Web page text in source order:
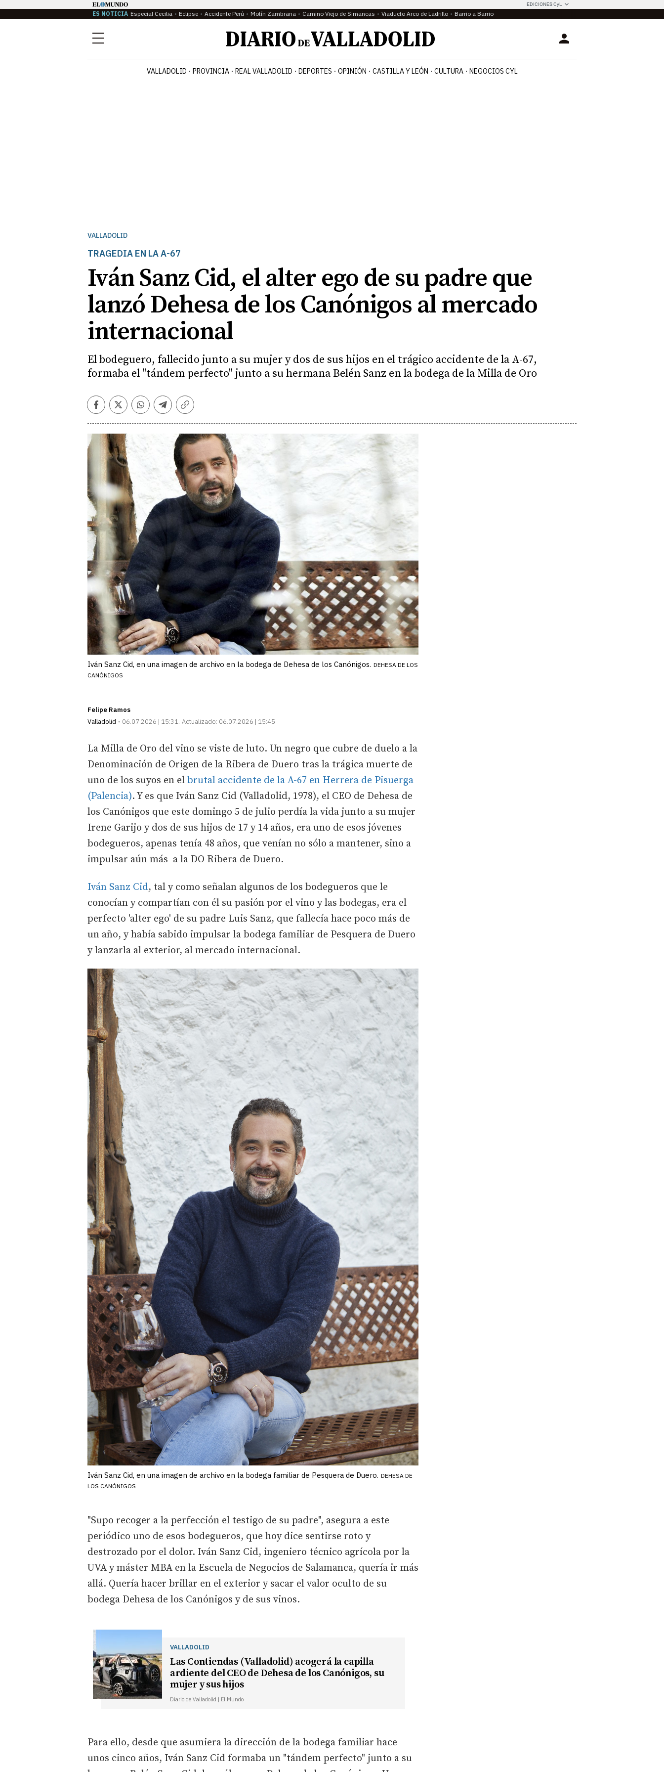
EDICIONES CyL
ES NOTICIA Especial Cecilia Eclipse Accidente Perú Motín Zambrana Camino Viejo de Simancas Viaducto Arco de Ladrillo Barrio a Barrio
Menú Login
VALLADOLID PROVINCIA REAL VALLADOLID DEPORTES OPINIÓN CASTILLA Y LEÓN CULTURA NEGOCIOS CYL
VALLADOLID
TRAGEDIA EN LA A-67
Iván Sanz Cid, el alter ego de su padre que
lanzó Dehesa de los Canónigos al mercado
internacional
El bodeguero, fallecido junto a su mujer y dos de sus hijos en el trágico accidente de la A-67,
formaba el "tándem perfecto" junto a su hermana Belén Sanz en la bodega de la Milla de Oro
Facebook
TwitterWhatsapp
Telegram
Copiar
Iván Sanz Cid, en una imagen de archivo en la bodega de Dehesa de los Canónigos. DEHESA DE LOS
CANÓNIGOS
Felipe Ramos
Valladolid
06.07.2026 | 15:31 Actualizado: 06.07.2026 | 15:45
La Milla de Oro del vino se viste de luto. Un negro que cubre de duelo a la
Denominación de Origen de la Ribera de Duero tras la trágica muerte de
uno de los suyos en el brutal accidente de la A-67 en Herrera de Pisuerga
(Palencia). Y es que Iván Sanz Cid (Valladolid, 1978), el CEO de Dehesa de
los Canónigos que este domingo 5 de julio perdía la vida junto a su mujer
Irene Garijo y dos de sus hijos de 17 y 14 años, era uno de esos jóvenes
bodegueros, apenas tenía 48 años, que venían no sólo a mantener, sino a
impulsar aún más a la DO Ribera de Duero.
Iván Sanz Cid, tal y como señalan algunos de los bodegueros que le
conocían y compartían con él su pasión por el vino y las bodegas, era el
perfecto 'alter ego' de su padre Luis Sanz, que fallecía hace poco más de
un año, y había sabido impulsar la bodega familiar de Pesquera de Duero
y lanzarla al exterior, al mercado internacional.
Iván Sanz Cid, en una imagen de archivo en la bodega familiar de Pesquera de Duero. DEHESA DE
LOS CANÓNIGOS
"Supo recoger a la perfección el testigo de su padre", asegura a este
periódico uno de esos bodegueros, que hoy dice sentirse roto y
destrozado por el dolor. Iván Sanz Cid, ingeniero técnico agrícola por la
UVA y máster MBA en la Escuela de Negocios de Salamanca, quería ir más
allá. Quería hacer brillar en el exterior y sacar el valor oculto de su
bodega Dehesa de los Canónigos y de sus vinos.
VALLADOLID
Las Contiendas (Valladolid) acogerá la capilla
ardiente del CEO de Dehesa de los Canónigos, su
mujer y sus hijos
Diario de Valladolid | El Mundo
Para ello, desde que asumiera la dirección de la bodega familiar hace
unos cinco años, Iván Sanz Cid formaba un "tándem perfecto" junto a su